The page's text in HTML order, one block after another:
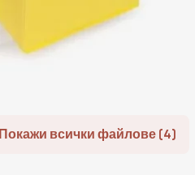
Покажи всички файлове (4)